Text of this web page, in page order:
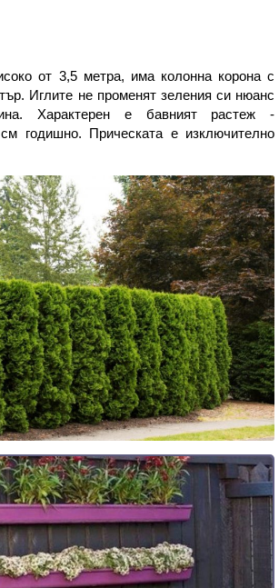
от 3,5 метра, има колонна корона с
Иглите не променят зеления си нюанс
Характерен е бавният растеж -
годишно. Прическата е изключително